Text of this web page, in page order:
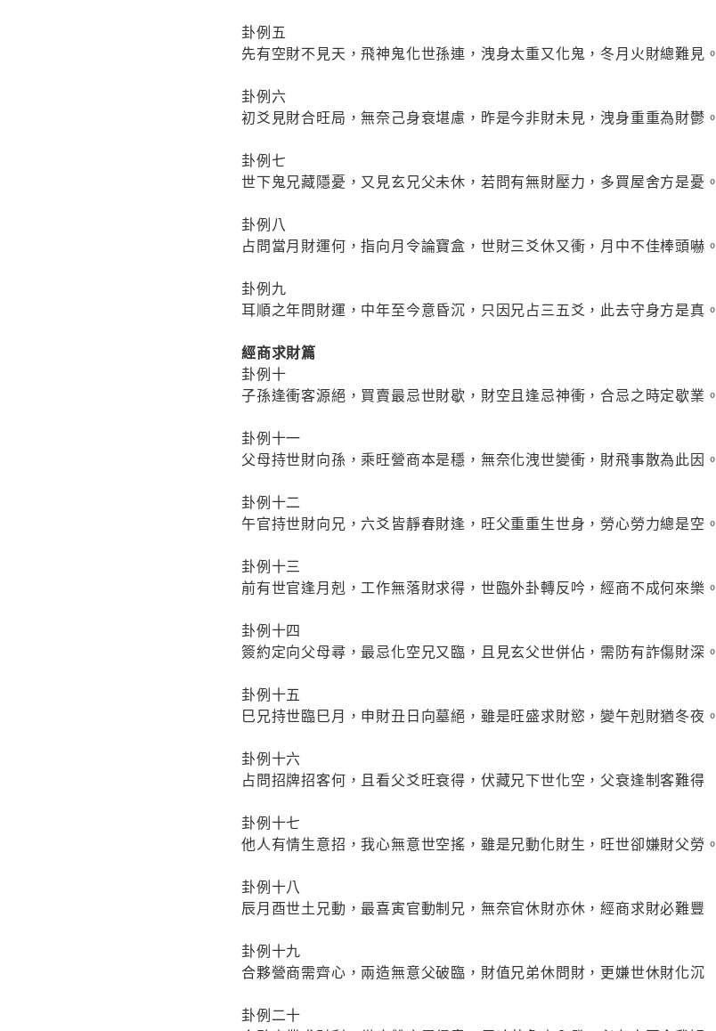
卦例五
先有空財不見天，飛神鬼化世孫連，洩身太重又化鬼，冬月火財總難見。
卦例六
初爻見財合旺局，無奈己身衰堪慮，昨是今非財未見，洩身重重為財鬱。
卦例七
世下鬼兄藏隱憂，又見玄兄父未休，若問有無財壓力，多買屋舍方是憂。
卦例八
占問當月財運何，指向月令論寶盒，世財三爻休又衝，月中不佳棒頭嚇。
卦例九
耳順之年問財運，中年至今意昏沉，只因兄占三五爻，此去守身方是真。
經商求財篇
卦例十
子孫逢衝客源絕，買賣最忌世財歇，財空且逢忌神衝，合忌之時定歇業。
卦例十一
父母持世財向孫，乘旺營商本是穩，無奈化洩世變衝，財飛事散為此因。
卦例十二
午官持世財向兄，六爻皆靜春財逢，旺父重重生世身，勞心勞力總是空。
卦例十三
前有世官逢月剋，工作無落財求得，世臨外卦轉反吟，經商不成何來樂。
卦例十四
簽約定向父母尋，最忌化空兄又臨，且見玄父世併佔，需防有詐傷財深。
卦例十五
巳兄持世臨巳月，申財丑日向墓絕，雖是旺盛求財慾，變午剋財猶冬夜。
卦例十六
占問招牌招客何，且看父爻旺衰得，伏藏兄下世化空，父衰逢制客難得
卦例十七
他人有情生意招，我心無意世空搖，雖是兄動化財生，旺世卻嫌財父勞。
卦例十八
辰月酉世土兄動，最喜寅官動制兄，無奈官休財亦休，經商求財必難豐
卦例十九
合夥營商需齊心，兩造無意父破臨，財值兄弟休問財，更嫌世休財化沉
卦例二十